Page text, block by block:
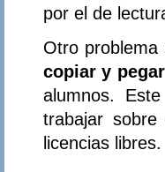
por el de
Otro
copiar y pegar
alumnos.
trabajar
licencias libres.